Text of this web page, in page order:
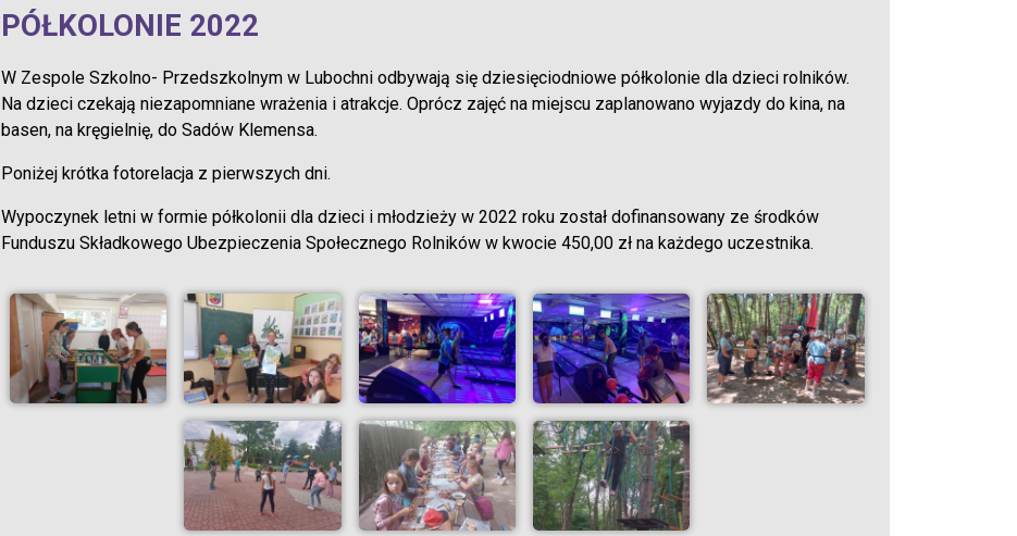
PÓŁKOLONIE 2022
W Zespole Szkolno- Przedszkolnym w Lubochni odbywają się dziesięciodniowe półkolonie dla dzieci rolników.
Na dzieci czekają niezapomniane wrażenia i atrakcje. Oprócz zajęć na miejscu zaplanowano wyjazdy do kina, na
basen, na kręgielnię, do Sadów Klemensa.
Poniżej krótka fotorelacja z pierwszych dni.
Wypoczynek letni w formie półkolonii dla dzieci i młodzieży w 2022 roku został dofinansowany ze środków
Funduszu Składkowego Ubezpieczenia Społecznego Rolników w kwocie 450,00 zł na każdego uczestnika.